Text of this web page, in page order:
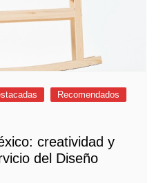
Recomendados
creatividad y
del Diseño